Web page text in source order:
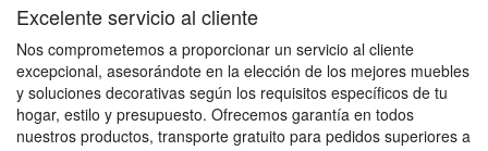
Excelente servicio al cliente
Nos comprometemos a proporcionar un servicio al cliente
excepcional, asesorándote en la elección de los mejores muebles
y soluciones decorativas según los requisitos específicos de tu
hogar, estilo y presupuesto. Ofrecemos garantía en todos
nuestros productos, transporte gratuito para pedidos superiores a